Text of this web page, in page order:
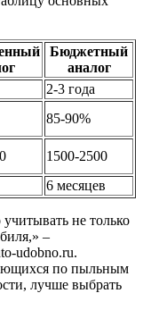
Бюджетный
аналог
2-3 года
85-90%
1500-2500
6 месяцев
не только
–
udobno.ru.
по пыльным
лучше выбрать